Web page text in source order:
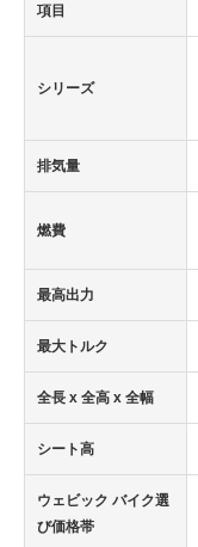
項目
シリーズ
排気量
燃費
最高出力
最大トルク
全長 x 全高 x 全幅
シート高
ウェビック バイク選
び価格帯